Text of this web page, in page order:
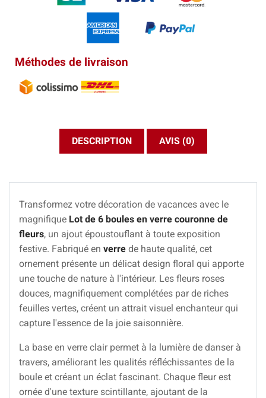
Méthodes de livraison
DESCRIPTION AVIS (0)
Transformez votre décoration de vacances avec le
magnifique Lot de 6 boules en verre couronne de
fleurs, un ajout époustouflant à toute exposition
festive. Fabriqué en verre de haute qualité, cet
ornement présente un délicat design floral qui apporte
une touche de nature à l'intérieur. Les fleurs roses
douces, magnifiquement complétées par de riches
feuilles vertes, créent un attrait visuel enchanteur qui
capture l'essence de la joie saisonnière.
La base en verre clair permet à la lumière de danser à
travers, améliorant les qualités réfléchissantes de la
boule et créant un éclat fascinant. Chaque fleur est
ornée d'une texture scintillante, ajoutant de la